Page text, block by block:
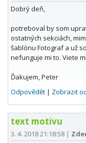
Dobrý deň,
potreboval by som
ostatných sekciách,
šablónu Fotograf a už
nefunguje mi to. Viete
Ďakujem, Peter
Odpovědět | Zobrazit
text motivu
3. 4. 2018 21:18:58 |